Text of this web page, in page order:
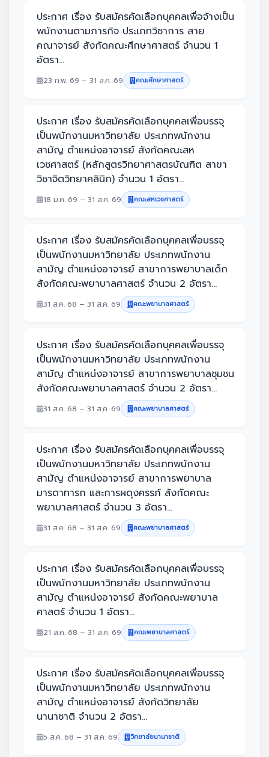
ประกาศ เรื่อง รับสมัครคัดเลือกบุคคลเพื่อจ้างเป็น
พนักงานตามภารกิจ ประเภทวิชาการ สาย
คณาจารย์ สังกัดคณะศึกษาศาสตร์ จำนวน 1
อัตรา...
23 ก.พ. 69 – 31 ส.ค. 69 คณะศึกษาศาสตร์
ประกาศ เรื่อง รับสมัครคัดเลือกบุคคลเพื่อบรรจุ
เป็นพนักงานมหาวิทยาลัย ประเภทพนักงาน
สามัญ ตำแหน่งอาจารย์ สังกัดคณะสห
เวชศาสตร์ (หลักสูตรวิทยาศาสตรบัณฑิต สาขา
วิชาจิตวิทยาคลินิก) จำนวน 1 อัตรา...
18 ม.ค. 69 – 31 ส.ค. 69 คณะสหเวชศาสตร์
ประกาศ เรื่อง รับสมัครคัดเลือกบุคคลเพื่อบรรจุ
เป็นพนักงานมหาวิทยาลัย ประเภทพนักงาน
สามัญ ตำแหน่งอาจารย์ สาขาการพยาบาลเด็ก
สังกัดคณะพยาบาลศาสตร์ จำนวน 2 อัตรา...
31 ส.ค. 68 – 31 ส.ค. 69 คณะพยาบาลศาสตร์
ประกาศ เรื่อง รับสมัครคัดเลือกบุคคลเพื่อบรรจุ
เป็นพนักงานมหาวิทยาลัย ประเภทพนักงาน
สามัญ ตำแหน่งอาจารย์ สาขาการพยาบาลชุมชน
สังกัดคณะพยาบาลศาสตร์ จำนวน 2 อัตรา...
31 ส.ค. 68 – 31 ส.ค. 69 คณะพยาบาลศาสตร์
ประกาศ เรื่อง รับสมัครคัดเลือกบุคคลเพื่อบรรจุ
เป็นพนักงานมหาวิทยาลัย ประเภทพนักงาน
สามัญ ตำแหน่งอาจารย์ สาขาการพยาบาล
มารดาทารก และการผดุงครรภ์ สังกัดคณะ
พยาบาลศาสตร์ จำนวน 3 อัตรา...
31 ส.ค. 68 – 31 ส.ค. 69 คณะพยาบาลศาสตร์
ประกาศ เรื่อง รับสมัครคัดเลือกบุคคลเพื่อบรรจุ
เป็นพนักงานมหาวิทยาลัย ประเภทพนักงาน
สามัญ ตำแหน่งอาจารย์ สังกัดคณะพยาบาล
ศาสตร์ จำนวน 1 อัตรา...
21 ส.ค. 68 – 31 ส.ค. 69 คณะพยาบาลศาสตร์
ประกาศ เรื่อง รับสมัครคัดเลือกบุคคลเพื่อบรรจุ
เป็นพนักงานมหาวิทยาลัย ประเภทพนักงาน
สามัญ ตำแหน่งอาจารย์ สังกัดวิทยาลัย
นานาชาติ จำนวน 2 อัตรา...
5 ส.ค. 68 – 31 ส.ค. 69 วิทยาลัยนานาชาติ